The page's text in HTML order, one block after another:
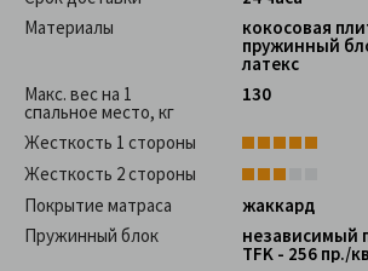
Материалы
кокосовая
пружинный
латекс
Макс. вес на 1
спальное место, кг
130
Жесткость 1 стороны
Жесткость 2 стороны
Покрытие матраса
жаккард
Пружинный блок
независимый
TFK - 256 пр./